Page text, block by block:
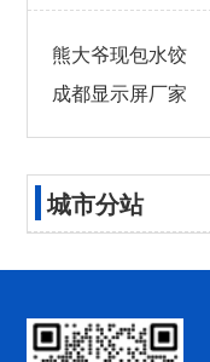
熊大爷现包水饺
成都显示屏厂家
城市分站